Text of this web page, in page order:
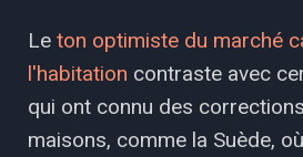
Le ton optimiste du marché
l'habitation contraste avec
qui ont connu des
maisons, comme la Suède,